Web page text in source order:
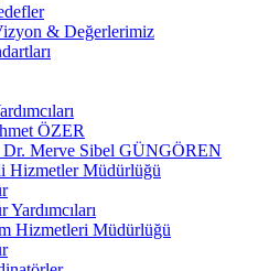
& Değerlerimiz
ÖZER
Merve Sibel GÜNGÖREN
Hizmetler Müdürlüğü
Yardımcıları
Hizmetleri Müdürlüğü